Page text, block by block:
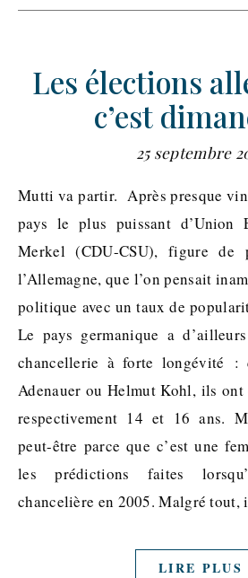
Les élections
c’est
25 septembre
Mutti va partir. Après presque vingt ans au pouvoir du
pays le plus puissant d’Union
Merkel (CDU-CSU), figure de
l’Allemagne, que l’on pensait
politique avec un taux de
Le pays germanique a
chancellerie à forte longévité :
Adenauer ou Helmut Kohl, ils ont
respectivement 14 et 16 ans.
peut-être parce que c’est une
les prédictions faites
chancelière en 2005. Malgré
LIRE PLUS